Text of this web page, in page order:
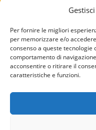
Per fornire le migliori
per memorizzare e/o
consenso a queste
comportamento di
acconsentire o ritirare il
caratteristiche e funzioni.